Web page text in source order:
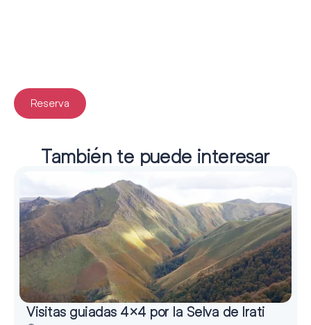
Reserva
También te puede interesar
Visitas guiadas 4×4 por la Selva de Irati